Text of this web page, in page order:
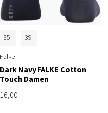
35-
39-
Falke
Dark Navy FALKE Cotton
Touch Damen
16,00